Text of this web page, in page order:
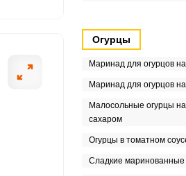
Огурцы
Маринад для огурцов
Маринад для огурцов
Малосольные огурцы
сахаром
Огурцы в томатном
Сладкие маринованные